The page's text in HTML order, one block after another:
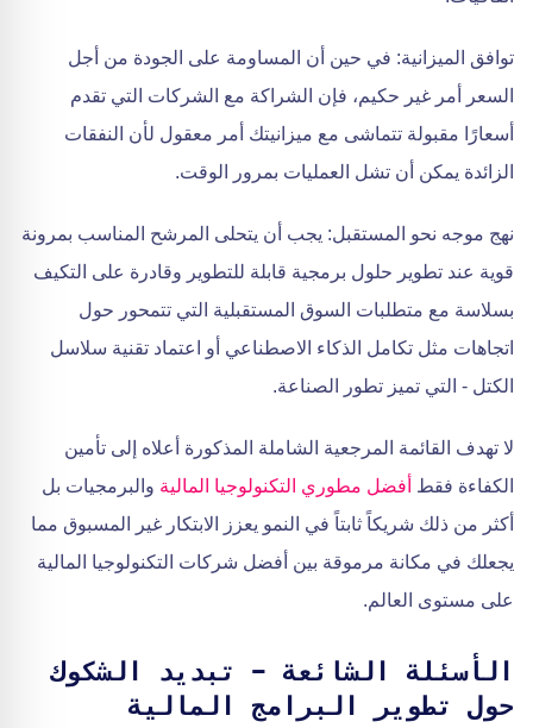
توافق الميزانية: في حين أن المساومة على الجودة من أجل
السعر أمر غير حكيم، فإن الشراكة مع الشركات التي تقدم
أسعارًا مقبولة تتماشى مع ميزانيتك أمر معقول لأن النفقات
الزائدة يمكن أن تشل العمليات بمرور الوقت.
نهج موجه نحو المستقبل: يجب أن يتحلى المرشح المناسب بمرونة
قوية عند تطوير حلول برمجية قابلة للتطوير وقادرة على التكيف
بسلاسة مع متطلبات السوق المستقبلية التي تتمحور حول
اتجاهات مثل تكامل الذكاء الاصطناعي أو اعتماد تقنية سلاسل
الكتل - التي تميز تطور الصناعة.
لا تهدف القائمة المرجعية الشاملة المذكورة أعلاه إلى تأمين
الكفاءة فقط أفضل مطوري التكنولوجيا المالية والبرمجيات بل
أكثر من ذلك شريكاً ثابتاً في النمو يعزز الابتكار غير المسبوق مما
يجعلك في مكانة مرموقة بين أفضل شركات التكنولوجيا المالية
على مستوى العالم.
الأسئلة الشائعة - تبديد الشكوك
حول تطوير البرامج المالية